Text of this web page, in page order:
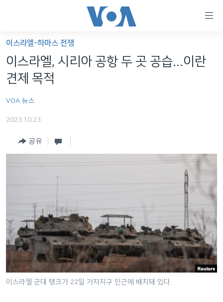
가
능
링
인
네
비
션
세계
라디오
프로그램
주파수 안내
이스라엘-하마스 전쟁
이스라엘, 시리아 공항 두 곳 공습...이란
견제 목적
VOA 뉴스
2023.10.23
공유
이스라엘 군대 탱크가 22일 가자지구 인근에 배치돼 있다.